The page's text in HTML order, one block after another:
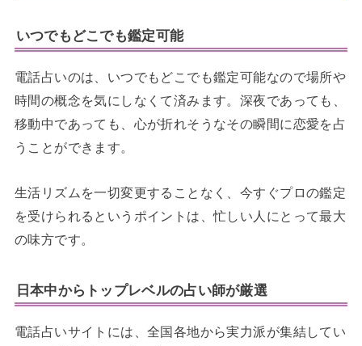
いつでもどこでも鑑定可能
電話占いのは、いつでもどこでも鑑定可能なので場所や
時間の概念を気にしなくて済みます。深夜であっても、
移動中であっても、心が折れそうなその瞬間に恋愛を占
うことができます。
生活リズムを一切変更することなく、今すぐプロの鑑定
を受けられるというポイントは、忙しい人にとって最大
の味方です。
日本中からトップレベルの占い師が厳選
電話占いサイトには、全国各地から実力派が集結してい